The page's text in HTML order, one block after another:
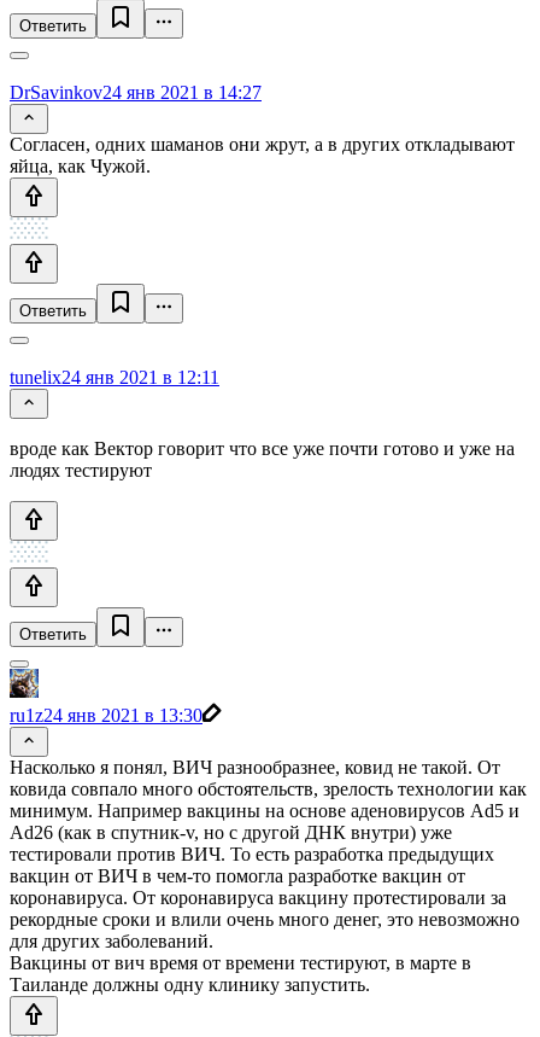
Ответить
DrSavinkov24 янв 2021 в 14:27
Согласен, одних шаманов они жрут, а в других откладывают
яйца, как Чужой.
Ответить
tunelix24 янв 2021 в 12:11
вроде как Вектор говорит что все уже почти готово и уже на
людях тестируют
Ответить
ru1z24 янв 2021 в 13:30
Насколько я понял, ВИЧ разнообразнее, ковид не такой. От
ковида совпало много обстоятельств, зрелость технологии как
минимум. Например вакцины на основе аденовирусов Ad5 и
Ad26 (как в спутник-v, но с другой ДНК внутри) уже
тестировали против ВИЧ. То есть разработка предыдущих
вакцин от ВИЧ в чем-то помогла разработке вакцин от
коронавируса. От коронавируса вакцину протестировали за
рекордные сроки и влили очень много денег, это невозможно
для других заболеваний.
Вакцины от вич время от времени тестируют, в марте в
Таиланде должны одну клинику запустить.